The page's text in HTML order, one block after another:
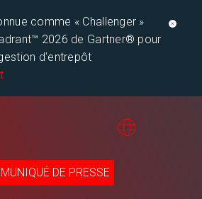
comme « Challenger »
2026 de Gartner® pour
d'entrepôt
DE PRESSE